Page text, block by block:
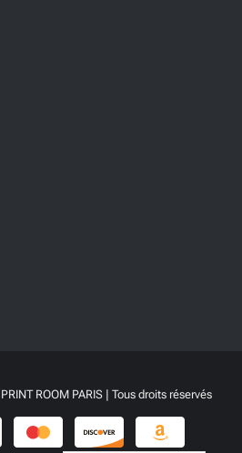
ROOM PARIS | Tous droits réservés